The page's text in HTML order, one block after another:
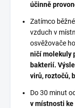
účinně
Zatímco
vzduch v
osvěžovače
ničí molekuly
bakterií.
virů, roztočů,
Do 30 minut
v místnosti